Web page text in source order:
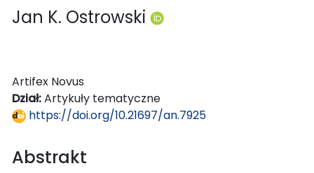
Jan K. Ostrowski
Artifex Novus
Dział:Artykuły tematyczne
https://doi.org/10.21697/an.7925
Abstrakt